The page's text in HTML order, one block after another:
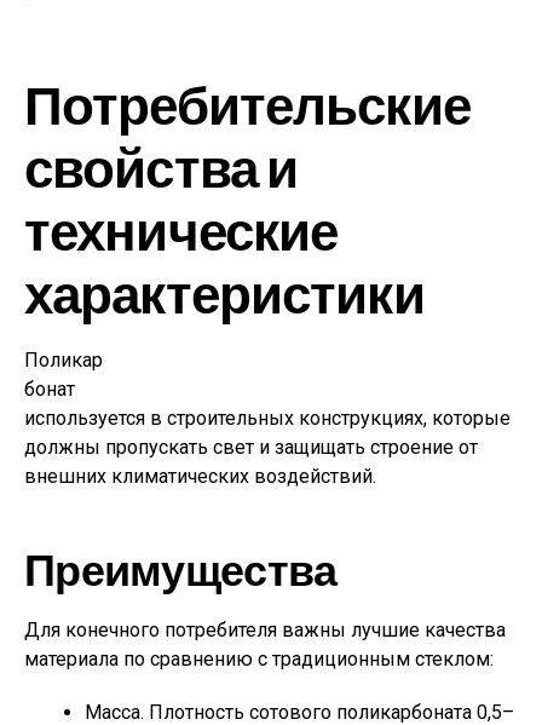
Потребительские
свойства и
технические
характеристики
Поликар
бонат
используется в строительных конструкциях, которые
должны пропускать свет и защищать строение от
внешних климатических воздействий.
Преимущества
Для конечного потребителя важны лучшие качества
материала по сравнению с традиционным стеклом:
Масса. Плотность сотового поликарбоната 0,5–